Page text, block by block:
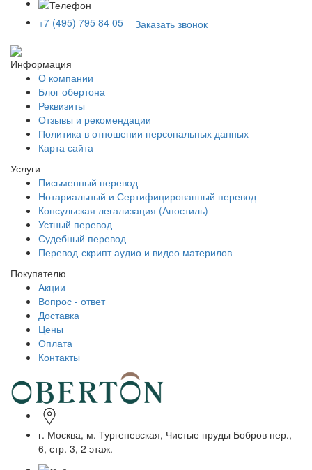
+7 (495) 795 84 05 Заказать звонок
Информация
О компании
Блог обертона
Реквизиты
Отзывы и рекомендации
Политика в отношении персональных данных
Карта сайта
Услуги
Письменный перевод
Нотариальный и Сертифицированный перевод
Консульская легализация (Апостиль)
Устный перевод
Судебный перевод
Перевод-скрипт аудио и видео материлов
Покупателю
Акции
Вопрос - ответ
Доставка
Цены
Оплата
Контакты
г. Москва, м. Тургеневская, Чистые пруды Бобров пер.,
6, стр. 3, 2 этаж.